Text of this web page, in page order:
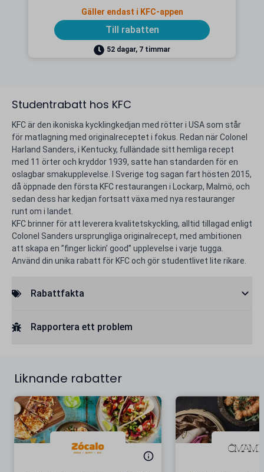
Gäller endast i KFC-appen
Till rabatten
52 dagar, 7 timmar
Studentrabatt hos KFC
KFC är den ikoniska kycklingkedjan med rötter i USA som står
för matlagning med originalreceptet i fokus. Redan när Colonel
Harland Sanders, i Kentucky, fulländade sitt hemliga recept
med 11 örter och kryddor 1939, satte han standarden för en
oslagbar smakupplevelse. I Sverige tog sagan fart hösten 2015,
då öppnade den första KFC restaurangen i Lockarp, Malmö, och
sedan dess har kedjan fortsatt växa med nya restauranger
runt om i landet.
KFC brinner för att leverera kvalitetskyckling, alltid tillagad enligt
Colonel Sanders ursprungliga originalrecept, med ambitionen
att skapa en ”finger lickin’ good” upplevelse i varje tugga.
Använd din unika rabatt för KFC och gör studentlivet lite rikare.
Rabattfakta
Rapportera ett problem
Liknande rabatter